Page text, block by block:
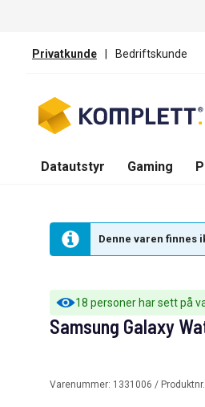
Privatkunde | Bedriftskunde
Datautstyr Gaming
Denne varen finnes
18 personer har sett på
Samsung Galaxy
Varenummer: 1331006 /